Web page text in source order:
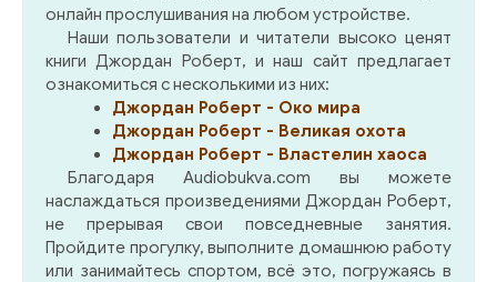
онлайн прослушивания на любом устройстве.
Наши пользователи и читатели высоко ценят
книги Джордан Роберт, и наш сайт предлагает
ознакомиться с несколькими из них:
Джордан Роберт - Око мира
Джордан Роберт - Великая охота
Джордан Роберт - Властелин хаоса
Благодаря Audiobukva.com вы можете
наслаждаться произведениями Джордан Роберт,
не прерывая свои повседневные занятия.
Пройдите прогулку, выполните домашнюю работу
или занимайтесь спортом, всё это, погружаясь в